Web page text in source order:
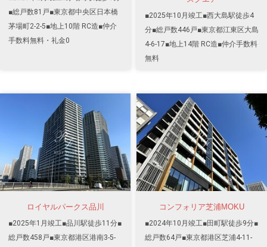
■総戸数81戸■東京都中央区日本橋
茅場町2-2-5■地上10階 RC造■仲介
手数料無料・礼金0
■2025年10月竣工■西大島駅徒歩4
分■総戸数446戸■東京都江東区大島
4-6-17■地上14階 RC造■仲介手数料
無料
ロイヤルパークス品川
■2025年1月竣工■品川駅徒歩11分■
総戸数458戸■東京都港区港南3-5-
コンフォリア芝浦MOKU
■2024年10月竣工■田町駅徒歩9分■
総戸数64戸■東京都港区芝浦4-11-